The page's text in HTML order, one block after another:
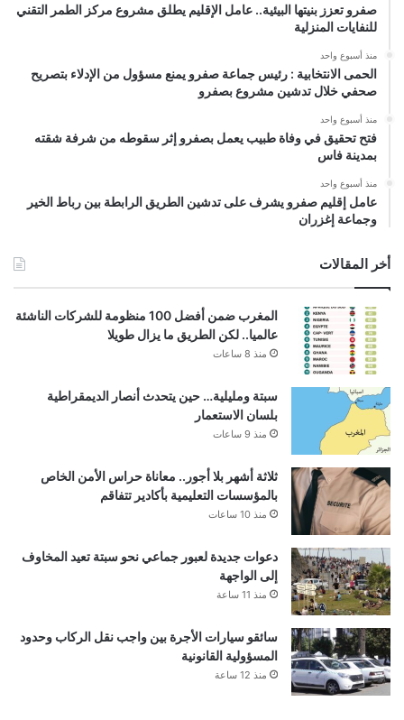
صفرو تعزز بنيتها البيئية.. عامل الإقليم يطلق مشروع مركز الطمر التقني
للنفايات المنزلية
منذ أسبوع واحد
الحمى الانتخابية : رئيس جماعة صفرو يمنع مسؤول من الإدلاء بتصريح
صحفي خلال تدشين مشروع بصفرو
منذ أسبوع واحد
فتح تحقيق في وفاة طبيب يعمل بصفرو إثر سقوطه من شرفة شقته
بمدينة فاس
منذ أسبوع واحد
عامل إقليم صفرو يشرف على تدشين الطريق الرابطة بين رباط الخير
وجماعة إغزران
أخر المقالات
المغرب ضمن أفضل 100 منظومة للشركات الناشئة
عالميا.. لكن الطريق ما يزال طويلا
منذ 8 ساعات
سبتة ومليلية… حين يتحدث أنصار الديمقراطية
بلسان الاستعمار
منذ 9 ساعات
ثلاثة أشهر بلا أجور.. معاناة حراس الأمن الخاص
بالمؤسسات التعليمية بأكادير تتفاقم
منذ 10 ساعات
دعوات جديدة لعبور جماعي نحو سبتة تعيد المخاوف
إلى الواجهة
منذ 11 ساعة
سائقو سيارات الأجرة بين واجب نقل الركاب وحدود
المسؤولية القانونية
منذ 12 ساعة